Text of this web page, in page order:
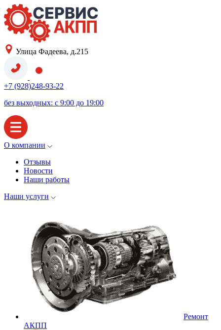
Улица Фадеева, д.215
+7 (928)248-93-22
без выходных: с 9:00 до 19:00
О компании
Отзывы
Новости
Наши работы
Наши услуги
Ремонт
АКПП